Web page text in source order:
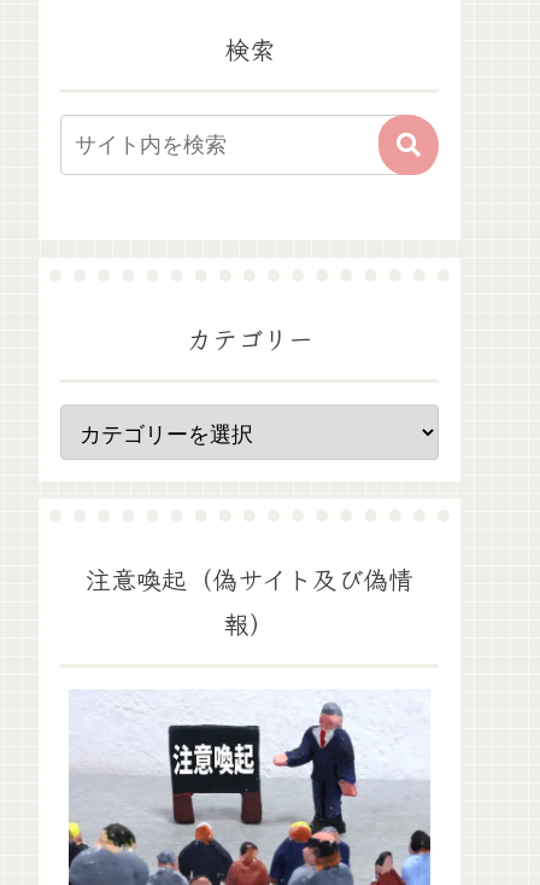
検索
カテゴリー
注意喚起（偽サイト及び偽情
報）